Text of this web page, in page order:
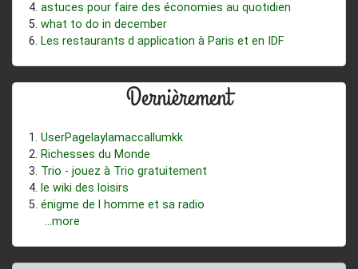
astuces pour faire des économies au quotidien
what to do in december
Les restaurants d application à Paris et en IDF
Dernièrement
UserPagelaylamaccallumkk
Richesses du Monde
Trio - jouez à Trio gratuitement
le wiki des loisirs
énigme de l homme et sa radio
...more